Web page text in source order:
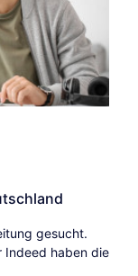
gesucht.
Indeed haben die